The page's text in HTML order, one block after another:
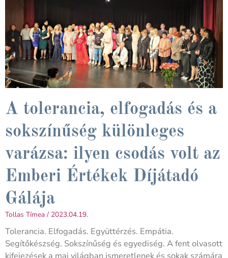
A tolerancia, elfogadás és a
sokszínűség különleges
varázsa: ilyen csodás volt az
Emberi Értékek Díjátadó
Gálája
Tollas Tímea 2023.04.19.
Tolerancia. Elfogadás. Együttérzés. Empátia.
Segítőkészség. Sokszínűség és egyediség. A fent olvasott